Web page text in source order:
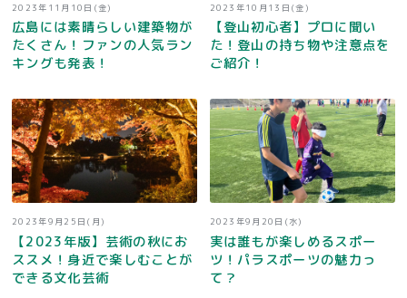
2023年11月10日(金)
広島には素晴らしい建築物が
たくさん！ファンの人気ラン
キングも発表！
2023年10月13日(金)
【登山初心者】プロに聞い
た！登山の持ち物や注意点を
ご紹介！
2023年9月25日(月)
【2023年版】芸術の秋にお
ススメ！身近で楽しむことが
できる文化芸術
2023年9月20日(水)
実は誰もが楽しめるスポー
ツ！パラスポーツの魅力っ
て？